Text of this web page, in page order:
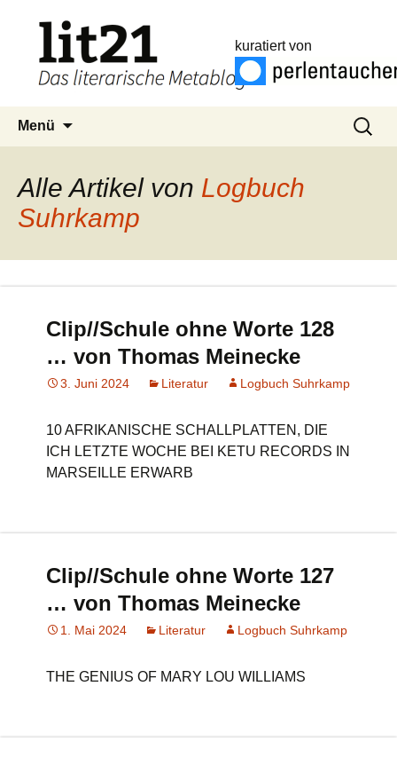
kuratiert von
Menü
Suchen
nach:
Alle Artikel von Logbuch
Suhrkamp
Clip//Schule ohne Worte 128
… von Thomas Meinecke
3. Juni 2024 Literatur Logbuch Suhrkamp
10 AFRIKANISCHE SCHALLPLATTEN, DIE
ICH LETZTE WOCHE BEI KETU RECORDS IN
MARSEILLE ERWARB
Clip//Schule ohne Worte 127
… von Thomas Meinecke
1. Mai 2024 Literatur Logbuch Suhrkamp
THE GENIUS OF MARY LOU WILLIAMS